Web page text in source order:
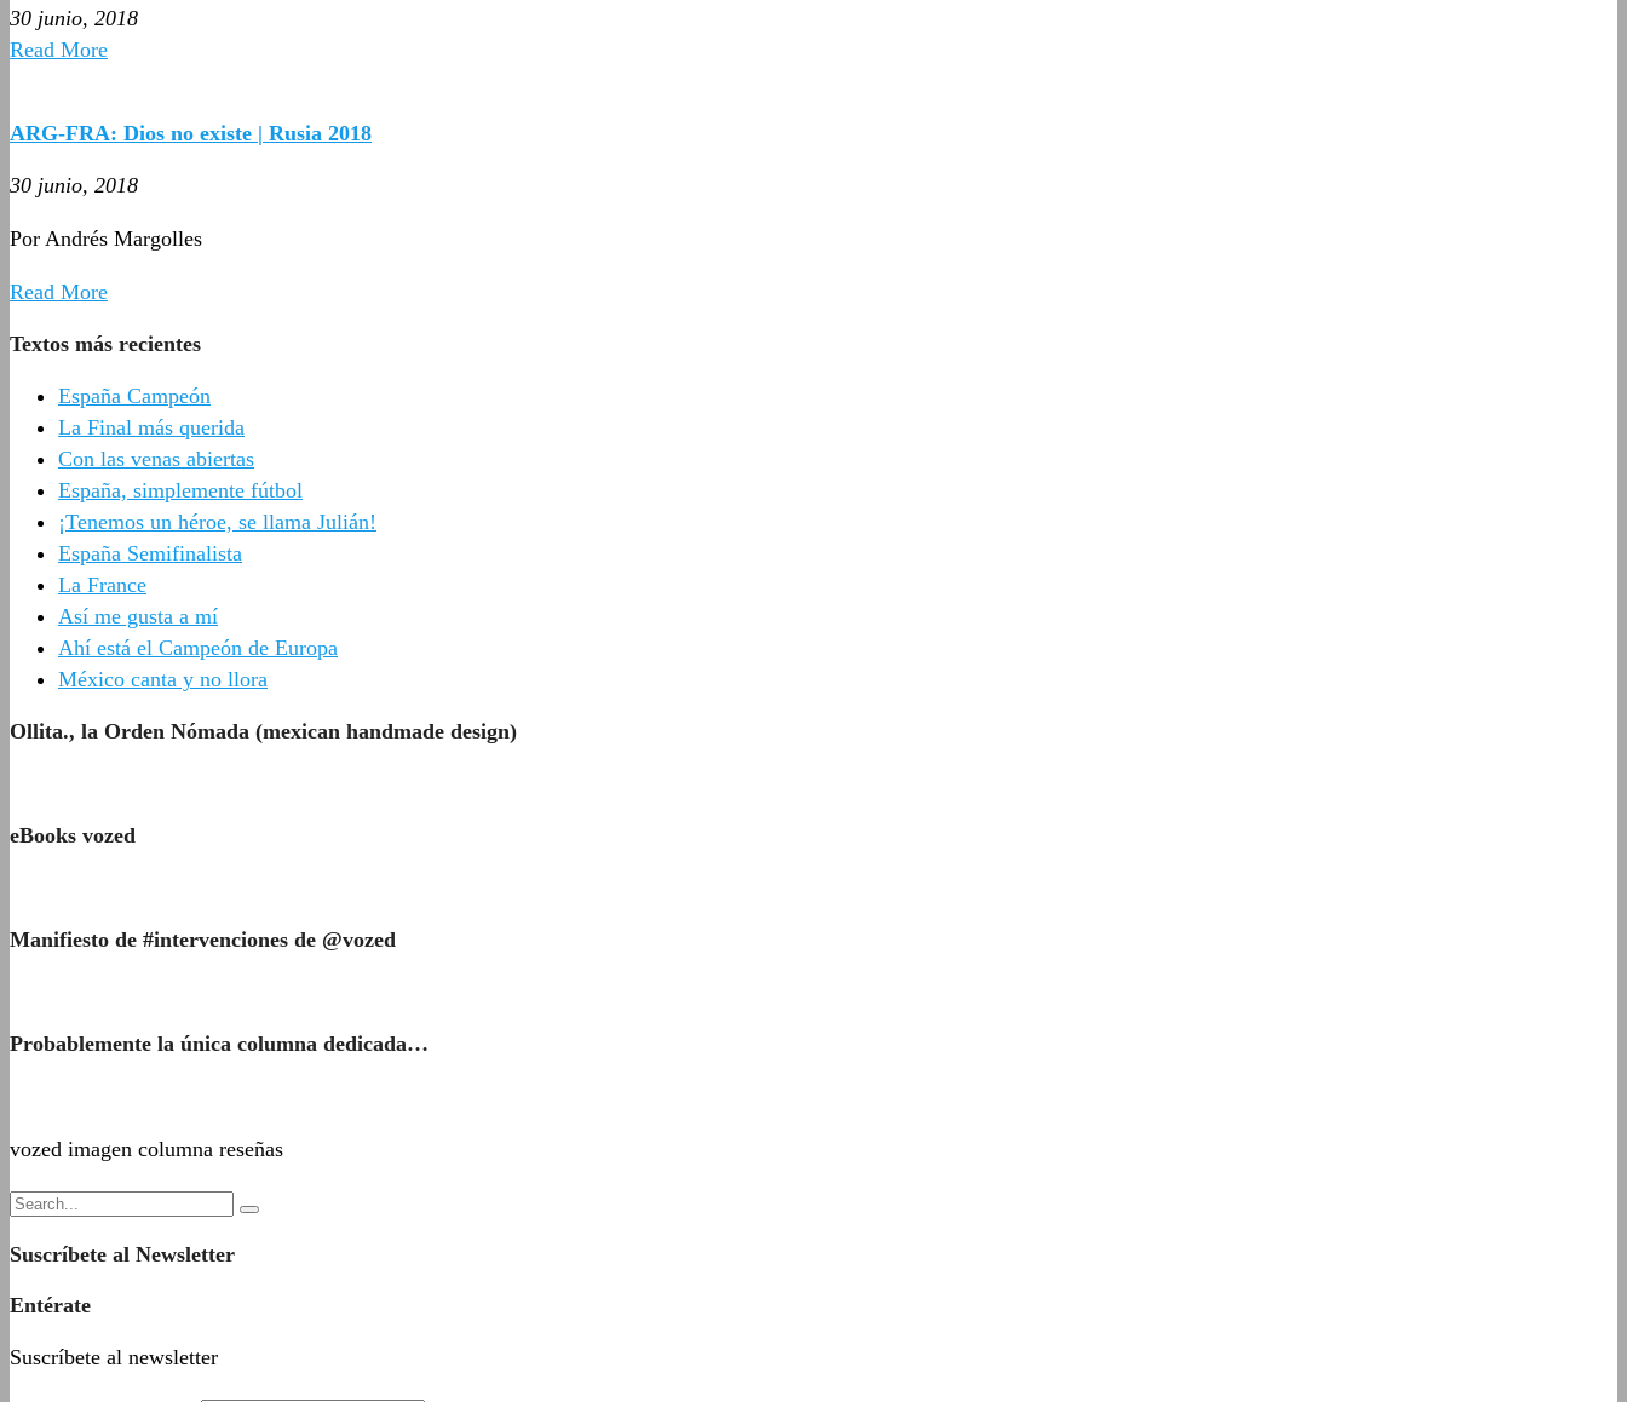
30 junio, 2018
Read More
ARG-FRA: Dios no existe | Rusia 2018
30 junio, 2018
Por Andrés Margolles
Read More
Textos más recientes
España Campeón
La Final más querida
Con las venas abiertas
España, simplemente fútbol
¡Tenemos un héroe, se llama Julián!
España Semifinalista
La France
Así me gusta a mí
Ahí está el Campeón de Europa
México canta y no llora
Ollita., la Orden Nómada (mexican handmade design)
eBooks vozed
Manifiesto de #intervenciones de @vozed
Probablemente la única columna dedicada…
vozed imagen columna reseñas
Suscríbete al Newsletter
Entérate
Suscríbete al newsletter